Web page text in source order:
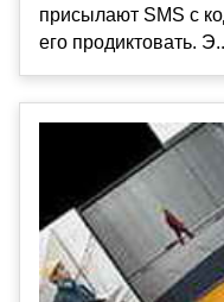
присылают SMS с
его продиктовать.